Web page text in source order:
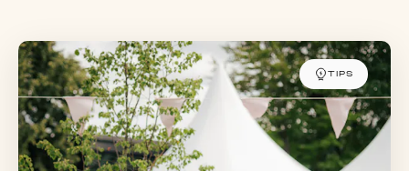
TIPS